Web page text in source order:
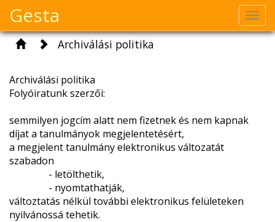
Gesta
Archiválási politika
Archiválási politika
Folyóiratunk szerzői:
semmilyen jogcím alatt nem fizetnek és nem kapnak
díjat a tanulmányok megjelentetésért,
a megjelent tanulmány elektronikus változatát
szabadon
​ - letölthetik,
- nyomtathatják,
változtatás nélkül további elektronikus felületeken
nyilvánossá tehetik.